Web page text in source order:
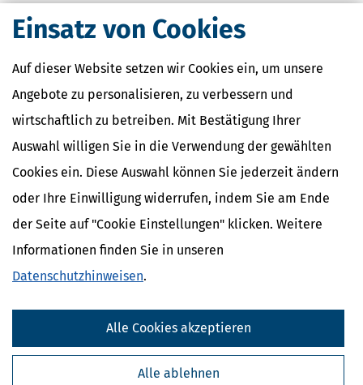
Einsatz von Cookies
Auf dieser Website setzen wir Cookies ein, um unsere
Angebote zu personalisieren, zu verbessern und
wirtschaftlich zu betreiben. Mit Bestätigung Ihrer
Auswahl willigen Sie in die Verwendung der gewählten
Cookies ein. Diese Auswahl können Sie jederzeit ändern
oder Ihre Einwilligung widerrufen, indem Sie am Ende
der Seite auf "Cookie Einstellungen" klicken. Weitere
Informationen finden Sie in unseren
Datenschutzhinweisen.
Alle ablehnen
Alle Cookies akzeptieren